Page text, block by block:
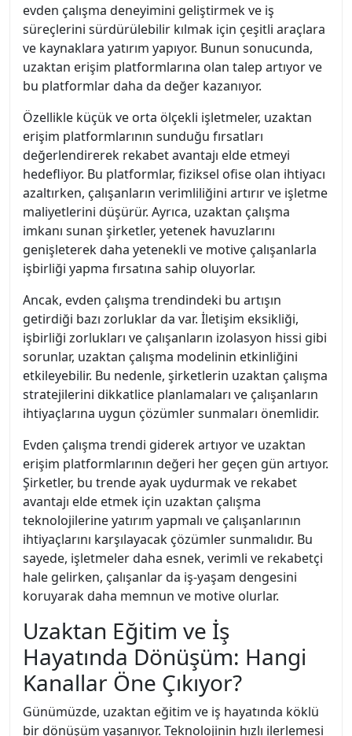
evden çalışma deneyimini geliştirmek ve iş
süreçlerini sürdürülebilir kılmak için çeşitli araçlara
ve kaynaklara yatırım yapıyor. Bunun sonucunda,
uzaktan erişim platformlarına olan talep artıyor ve
bu platformlar daha da değer kazanıyor.
Özellikle küçük ve orta ölçekli işletmeler, uzaktan
erişim platformlarının sunduğu fırsatları
değerlendirerek rekabet avantajı elde etmeyi
hedefliyor. Bu platformlar, fiziksel ofise olan ihtiyacı
azaltırken, çalışanların verimliliğini artırır ve işletme
maliyetlerini düşürür. Ayrıca, uzaktan çalışma
imkanı sunan şirketler, yetenek havuzlarını
genişleterek daha yetenekli ve motive çalışanlarla
işbirliği yapma fırsatına sahip oluyorlar.
Ancak, evden çalışma trendindeki bu artışın
getirdiği bazı zorluklar da var. İletişim eksikliği,
işbirliği zorlukları ve çalışanların izolasyon hissi gibi
sorunlar, uzaktan çalışma modelinin etkinliğini
etkileyebilir. Bu nedenle, şirketlerin uzaktan çalışma
stratejilerini dikkatlice planlamaları ve çalışanların
ihtiyaçlarına uygun çözümler sunmaları önemlidir.
Evden çalışma trendi giderek artıyor ve uzaktan
erişim platformlarının değeri her geçen gün artıyor.
Şirketler, bu trende ayak uydurmak ve rekabet
avantajı elde etmek için uzaktan çalışma
teknolojilerine yatırım yapmalı ve çalışanlarının
ihtiyaçlarını karşılayacak çözümler sunmalıdır. Bu
sayede, işletmeler daha esnek, verimli ve rekabetçi
hale gelirken, çalışanlar da iş-yaşam dengesini
koruyarak daha memnun ve motive olurlar.
Uzaktan Eğitim ve İş
Hayatında Dönüşüm: Hangi
Kanallar Öne Çıkıyor?
Günümüzde, uzaktan eğitim ve iş hayatında köklü
bir dönüşüm yaşanıyor. Teknolojinin hızlı ilerlemesi